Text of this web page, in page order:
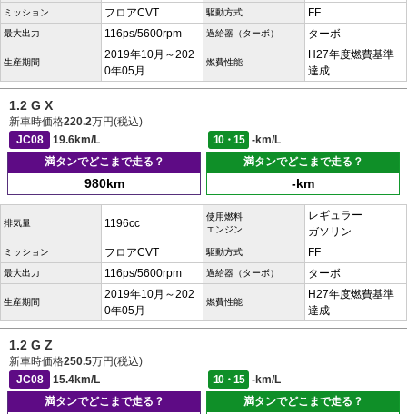
ミッション フロアCVT 駆動方式 FF
最大出力 116ps/5600rpm 過給器（ターボ） ターボ
生産期間
2019年10月～202
0年05月
燃費性能
H27年度燃費基準
達成
1.2 G X
新車時価格220.2万円(税込)
JC08
19.6km/L 10・15
-km/L
満タンでどこまで走る？
980km
満タンでどこまで走る？
-km
排気量 1196cc
使用燃料
エンジン
レギュラー
ガソリン
ミッション フロアCVT 駆動方式 FF
最大出力 116ps/5600rpm 過給器（ターボ） ターボ
生産期間
2019年10月～202
0年05月
燃費性能
H27年度燃費基準
達成
1.2 G Z
新車時価格250.5万円(税込)
JC08
15.4km/L 10・15
-km/L
満タンでどこまで走る？
満タンでどこまで走る？